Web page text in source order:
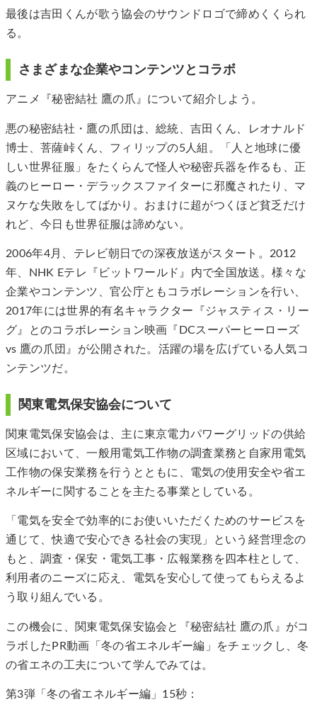
最後は吉田くんが歌う協会のサウンドロゴで締めくくられ
る。
さまざまな企業やコンテンツとコラボ
アニメ『秘密結社 鷹の爪』について紹介しよう。
悪の秘密結社・鷹の爪団は、総統、吉田くん、レオナルド
博士、菩薩峠くん、フィリップの5人組。「人と地球に優
しい世界征服」をたくらんで怪人や秘密兵器を作るも、正
義のヒーロー・デラックスファイターに邪魔されたり、マ
ヌケな失敗をしてばかり。おまけに超がつくほど貧乏だけ
れど、今日も世界征服は諦めない。
2006年4月、テレビ朝日での深夜放送がスタート。2012
年、NHK Eテレ『ビットワールド』内で全国放送。様々な
企業やコンテンツ、官公庁ともコラボレーションを行い、
2017年には世界的有名キャラクター『ジャスティス・リー
グ』とのコラボレーション映画『DCスーパーヒーローズ
vs 鷹の爪団』が公開された。活躍の場を広げている人気コ
ンテンツだ。
関東電気保安協会について
関東電気保安協会は、主に東京電力パワーグリッドの供給
区域において、一般用電気工作物の調査業務と自家用電気
工作物の保安業務を行うとともに、電気の使用安全や省エ
ネルギーに関することを主たる事業としている。
「電気を安全で効率的にお使いいただくためのサービスを
通じて、快適で安心できる社会の実現」という経営理念の
もと、調査・保安・電気工事・広報業務を四本柱として、
利用者のニーズに応え、電気を安心して使ってもらえるよ
う取り組んでいる。
この機会に、関東電気保安協会と『秘密結社 鷹の爪』がコ
ラボしたPR動画「冬の省エネルギー編」をチェックし、冬
の省エネの工夫について学んでみては。
第3弾「冬の省エネルギー編」15秒：